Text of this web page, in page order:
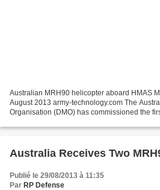
Australian MRH90 helicopter aboard HMAS
August 2013 army-technology.com The
Organisation (DMO) has commissioned the
Australia Receives Two
Publié le 29/08/2013 à 11:35
Par RP Defense